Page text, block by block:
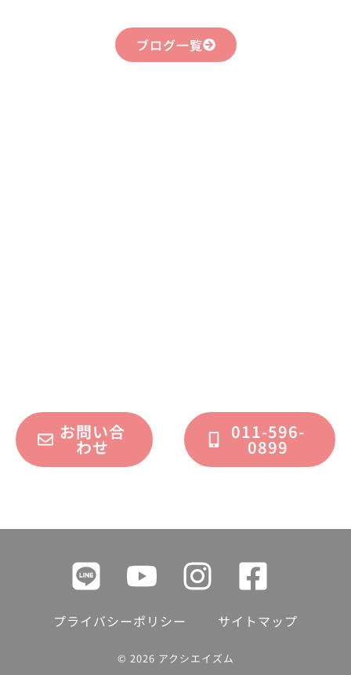
ブログ一覧
お問い合
わせ
011-596-
0899
プライバシーポリシー サイトマップ
© 2026 アクシエイズム